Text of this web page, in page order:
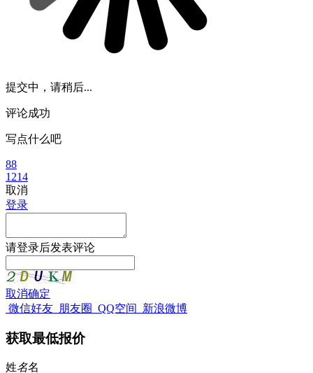
提交中，请稍后...
评论成功
写点什么吧
88
1214
取消
登录
请登录后发表评论
取消确定
微信好友 朋友圈 QQ空间 新浪微博
获取最低报价
姓名名